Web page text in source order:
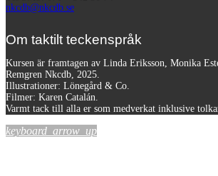
nkcdb@nkcdb.se
Om taktilt teckenspråk
Kursen är framtagen av Linda Eriksson, Monika
Remgren Nkcdb, 2025.
Illustrationer: Lönegård & Co.
Filmer: Karen Catalán.
Varmt tack till alla er som medverkat inklusive
keyboard_arrow_up